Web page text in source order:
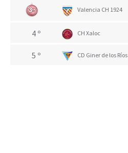
Valencia CH 1924
4 º CH Xaloc
5 º CD Giner de los Ríos